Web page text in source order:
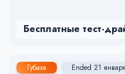
Бесплатные тест-
Губаха Ended 21